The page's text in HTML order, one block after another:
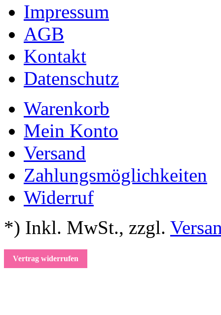
Impressum
AGB
Kontakt
Datenschutz
Warenkorb
Mein Konto
Versand
Zahlungsmöglichkeiten
Widerruf
*) Inkl. MwSt., zzgl.
Vertrag widerrufen